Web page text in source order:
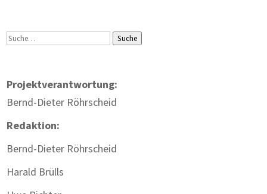
Suche Suche
Projektverantwortung:
Bernd-Dieter Röhrscheid
Redaktion:
Bernd-Dieter Röhrscheid
Harald Brülls